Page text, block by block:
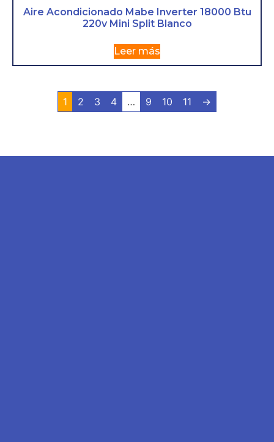
Aire Acondicionado Mabe Inverter 18000 Btu
220v Mini Split Blanco
Leer más
1 2 3 4 … 9 10 11 →